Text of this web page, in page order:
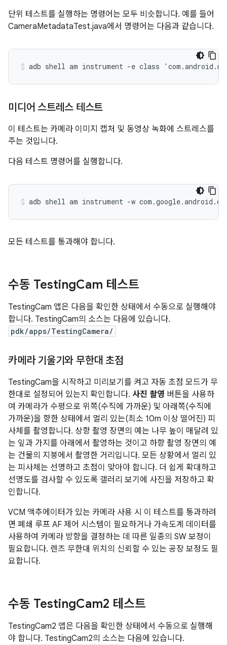
단위 테스트를 실행하는 명령어는 모두 비슷합니다. 예를 들어
CameraMetadataTest.java에서 명령어는 다음과 같습니다.
미디어 스트레스 테스트
이 테스트는 카메라 이미지 캡처 및 동영상 녹화에 스트레스를
주는 것입니다.
다음 테스트 명령어를 실행합니다.
모든 테스트를 통과해야 합니다.
수동 TestingCam 테스트
TestingCam 앱은 다음을 확인한 상태에서 수동으로 실행해야
합니다. TestingCam의 소스는 다음에 있습니다.
pdk/apps/TestingCamera/
카메라 기울기와 무한대 초점
TestingCam을 시작하고 미리보기를 켜고 자동 초점 모드가 무
한대로 설정되어 있는지 확인합니다. 사진 촬영 버튼을 사용하
여 카메라가 수평으로 위쪽(수직에 가까운) 및 아래쪽(수직에
가까운)을 향한 상태에서 멀리 있는(최소 10m 이상 떨어진) 피
사체를 촬영합니다. 상향 촬영 장면의 예는 나무 높이 매달려 있
는 잎과 가지를 아래에서 촬영하는 것이고 하향 촬영 장면의 예
는 건물의 지붕에서 촬영한 거리입니다. 모든 상황에서 멀리 있
는 피사체는 선명하고 초점이 맞아야 합니다. 더 쉽게 확대하고
선명도를 검사할 수 있도록 갤러리 보기에 사진을 저장하고 확
인합니다.
VCM 액추에이터가 있는 카메라 사용 시 이 테스트를 통과하려
면 폐쇄 루프 AF 제어 시스템이 필요하거나 가속도계 데이터를
사용하여 카메라 방향을 결정하는 데 따른 일종의 SW 보정이
필요합니다. 렌즈 무한대 위치의 신뢰할 수 있는 공장 보정도 필
요합니다.
수동 TestingCam2 테스트
TestingCam2 앱은 다음을 확인한 상태에서 수동으로 실행해
야 합니다. TestingCam2의 소스는 다음에 있습니다.